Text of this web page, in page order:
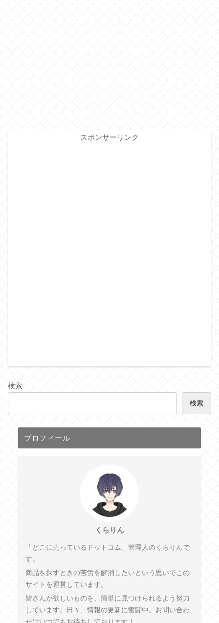
スポンサーリンク
検索
検索
プロフィール
くらりん
「どこに売っているドットコム」管理人のくらりんで
す。
商品を探すときの苦労を解消したいという思いでこの
サイトを運営しています。
皆さんが欲しいものを、簡単に見つけられるよう努力
しています。日々、情報の更新に奮闘中。お問い合わ